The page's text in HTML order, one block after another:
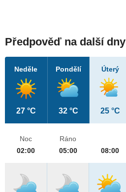
Předpověď na další dny
Neděle
27 °C
Pondělí
32 °C
Úterý
25 °C
Noc
02:00
Ráno
05:00
08:00